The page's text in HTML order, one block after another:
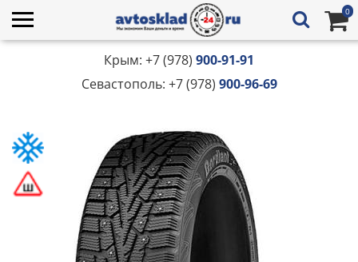
0
Крым: +7 (978) 900-91-91
Севастополь: +7 (978) 900-96-69